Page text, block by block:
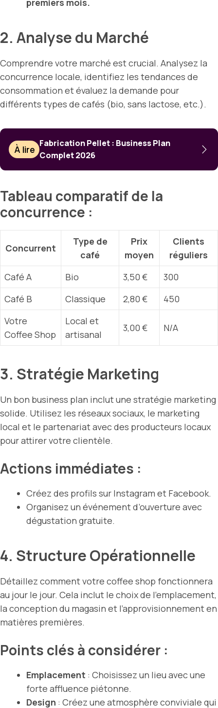
premiers mois.
2. Analyse du Marché
Comprendre votre marché est crucial. Analysez la
concurrence locale, identifiez les tendances de
consommation et évaluez la demande pour
différents types de cafés (bio, sans lactose, etc.).
À lire
Fabrication Pellet : Business Plan
Complet 2026
Tableau comparatif de la
concurrence :
Concurrent
Type de
café
Prix
moyen
Clients
réguliers
Café A
Bio 3,50 €
300
Café B
Classique 2,80 €
450
Votre
Coffee Shop
Local et
artisanal
3,00 € N/A
3. Stratégie Marketing
Un bon business plan inclut une stratégie marketing
solide. Utilisez les réseaux sociaux, le marketing
local et le partenariat avec des producteurs locaux
pour attirer votre clientèle.
Actions immédiates :
Créez des profils sur Instagram et Facebook.
Organisez un événement d’ouverture avec
dégustation gratuite.
4. Structure Opérationnelle
Détaillez comment votre coffee shop fonctionnera
au jour le jour. Cela inclut le choix de l’emplacement,
la conception du magasin et l’approvisionnement en
matières premières.
Points clés à considérer :
Emplacement : Choisissez un lieu avec une
forte affluence piétonne.
Design : Créez une atmosphère conviviale qui